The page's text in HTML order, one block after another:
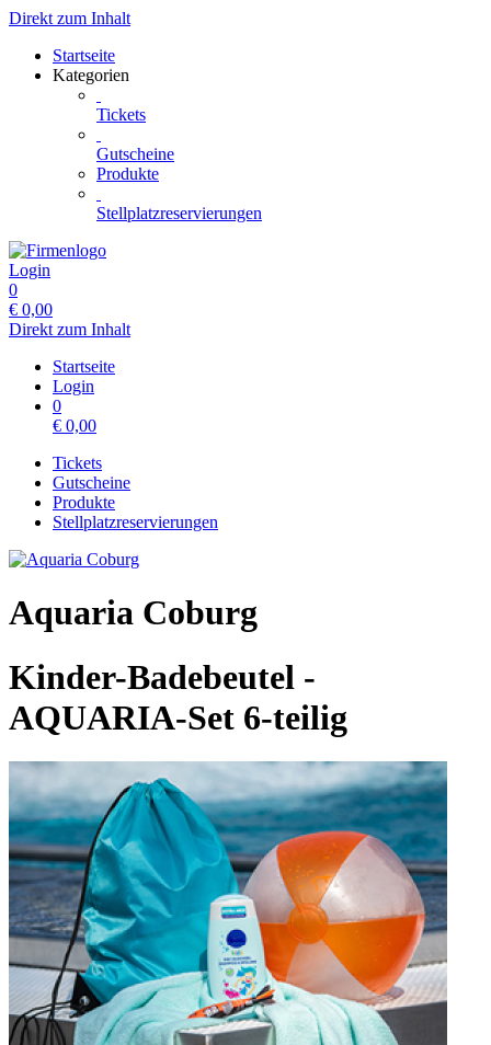
Direkt zum Inhalt
Startseite
Kategorien
Tickets
Gutscheine
Produkte
Stellplatzreservierungen
Login
0
€ 0,00
Direkt zum Inhalt
Startseite
Login
0
€ 0,00
Tickets
Gutscheine
Produkte
Stellplatzreservierungen
Aquaria Coburg
Kinder-Badebeutel -
AQUARIA-Set 6-teilig